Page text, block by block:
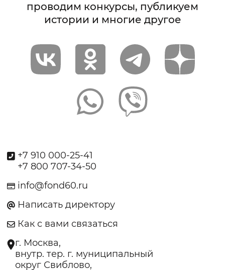
проводим конкурсы, публикуем
истории и многие другое
+7 910 000-25-41
+7 800 707-34-50
info@fond60.ru
Написать директору
Как с вами связаться
г. Москва,
внутр. тер. г. муниципальный
округ Свиблово,